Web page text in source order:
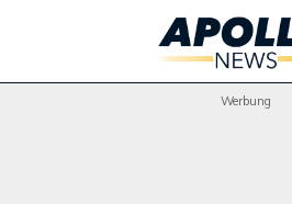
Werbung